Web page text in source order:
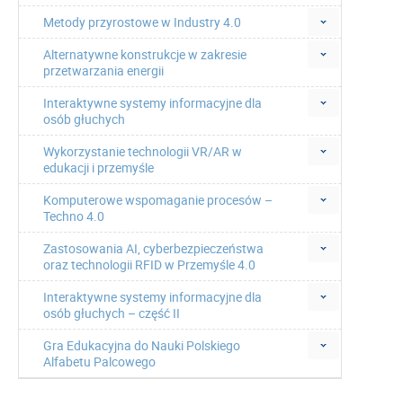
Metody przyrostowe w Industry 4.0
Alternatywne konstrukcje w zakresie
przetwarzania energii
Interaktywne systemy informacyjne dla
osób głuchych
Wykorzystanie technologii VR/AR w
edukacji i przemyśle
Komputerowe wspomaganie procesów –
Techno 4.0
Zastosowania AI, cyberbezpieczeństwa
oraz technologii RFID w Przemyśle 4.0
Interaktywne systemy informacyjne dla
osób głuchych – część II
Gra Edukacyjna do Nauki Polskiego
Alfabetu Palcowego